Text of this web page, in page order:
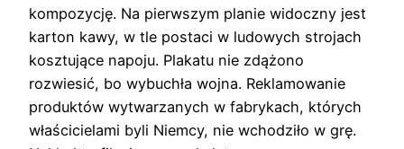
kompozycję. Na pierwszym planie widoczny jest
karton kawy, w tle postaci w ludowych strojach
kosztujące napoju. Plakatu nie zdążono
rozwiesić, bo wybuchła wojna. Reklamowanie
produktów wytwarzanych w fabrykach, których
właścicielami byli Niemcy, nie wchodziło w grę.